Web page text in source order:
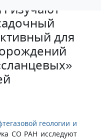
изучают
для
геологии и
СО РАН исследуют